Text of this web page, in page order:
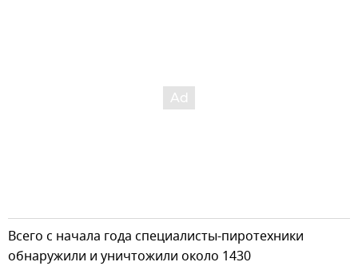
Всего с начала года специалисты-пиротехники
обнаружили и уничтожили около 1430